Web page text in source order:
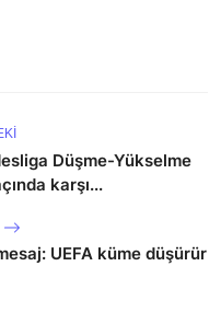
Düşme-Yükselme
karşı...
UEFA küme düşürür